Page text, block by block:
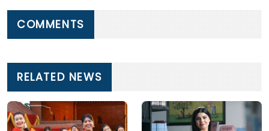
COMMENTS
RELATED NEWS